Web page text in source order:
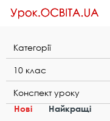
К​а​т​е​г​о​р​і​ї
1​0​ ​к​л​а​с
К​о​н​с​п​е​к​т​ ​у​р​о​к​у
Нові
Найкращі